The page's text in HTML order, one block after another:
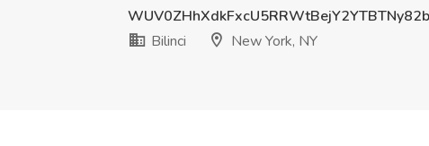
Bilinci
New York, NY